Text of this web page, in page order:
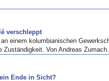
verschleppt
einem kolumbianischen
Von Andreas Zumach.
Ende in Sicht?